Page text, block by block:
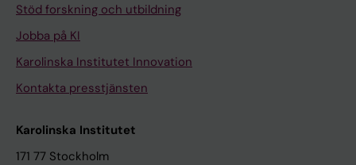
Stöd forskning och utbildning
Jobba på KI
Karolinska Institutet Innovation
Kontakta presstjänsten
Karolinska Institutet
171 77 Stockholm